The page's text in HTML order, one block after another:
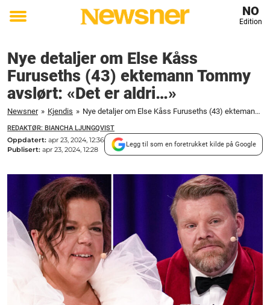
Toggle
NO
Edition
Nye detaljer om Else Kåss
Furuseths (43) ektemann Tommy
avslørt: «Det er aldri…»
Newsner » Kjendis » Nye detaljer om Else Kåss Furuseths (43) ektemann Tommy avslørt: "Det er aldri…"
REDAKTØR: BIANCHA LJUNGQVIST
Oppdatert: apr 23, 2024, 12:36
Publisert: apr 23, 2024, 12:28
Legg til som en foretrukket kilde på Google